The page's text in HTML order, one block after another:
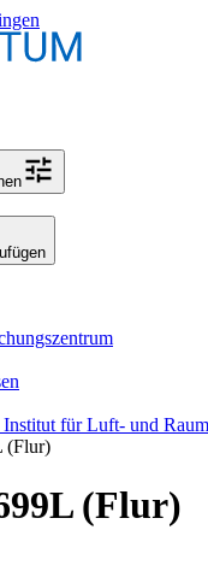
Institut für Luft- und
(Flur)
(Flur)